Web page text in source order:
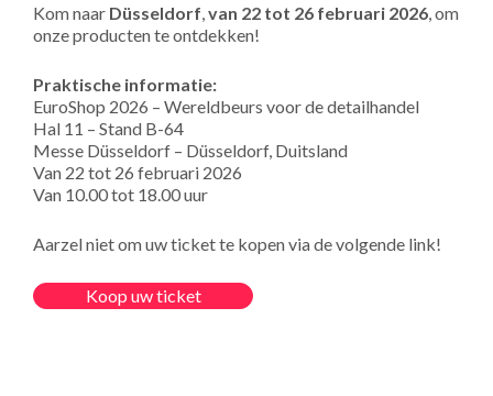
Kom naar Düsseldorf van 22 tot 26 februari 2026 , om
onze producten te ontdekken!
Praktische informatie:
EuroShop 2026 – Wereldbeurs voor de detailhandel
Hal 11 – Stand B-64
Messe Düsseldorf – Düsseldorf, Duitsland
Van 22 tot 26 februari 2026
Van 10.00 tot 18.00 uur
Aarzel niet om uw ticket te kopen via de volgende link!
Koop uw ticket